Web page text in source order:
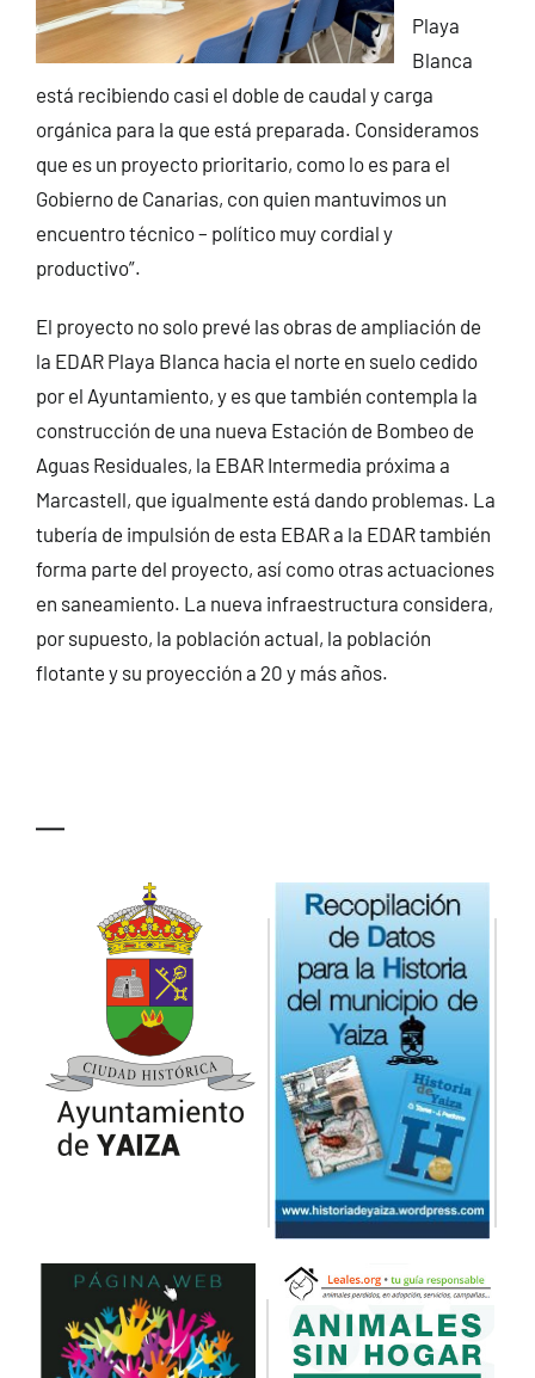
Playa
Blanca
está recibiendo casi el doble de caudal y carga
orgánica para la que está preparada. Consideramos
que es un proyecto prioritario, como lo es para el
Gobierno de Canarias, con quien mantuvimos un
encuentro técnico – político muy cordial y
productivo”.
El proyecto no solo prevé las obras de ampliación de
la EDAR Playa Blanca hacia el norte en suelo cedido
por el Ayuntamiento, y es que también contempla la
construcción de una nueva Estación de Bombeo de
Aguas Residuales, la EBAR Intermedia próxima a
Marcastell, que igualmente está dando problemas. La
tubería de impulsión de esta EBAR a la EDAR también
forma parte del proyecto, así como otras actuaciones
en saneamiento. La nueva infraestructura considera,
por supuesto, la población actual, la población
flotante y su proyección a 20 y más años.
—